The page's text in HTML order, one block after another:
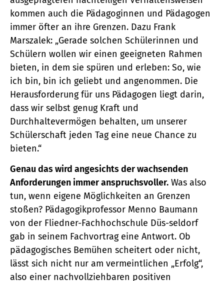
kommen auch die Pädagoginnen und Pädagogen
immer öfter an ihre Grenzen. Dazu Frank
Marszalek: „Gerade solchen Schülerinnen und
Schülern wollen wir einen geeigneten Rahmen
bieten, in dem sie spüren und erleben: So, wie
ich bin, bin ich geliebt und angenommen. Die
Herausforderung für uns Pädagogen liegt darin,
dass wir selbst genug Kraft und
Durchhaltevermögen behalten, um unserer
Schülerschaft jeden Tag eine neue Chance zu
bieten.“
Genau das wird angesichts der wachsenden
Anforderungen immer anspruchsvoller. Was also
tun, wenn eigene Möglichkeiten an Grenzen
stoßen? Pädagogikprofessor Menno Baumann
von der Fliedner-Fachhochschule Düs-seldorf
gab in seinem Fachvortrag eine Antwort. Ob
pädagogisches Bemühen scheitert oder nicht,
lässt sich nicht nur am vermeintlichen „Erfolg“,
also einer nachvollziehbaren positiven